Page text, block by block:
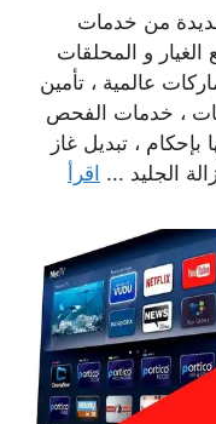
من خدمات
الغيار و المحلقات
عالمية ، تأمين
، خدمات الفحص
بإحكام ، تبديل غاز
الجليد ... اقرأ